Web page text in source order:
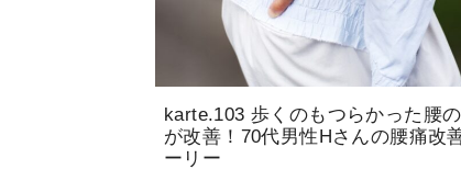
karte.103 歩くのもつらかった腰
が改善！70代男性Hさんの腰痛改
ーリー